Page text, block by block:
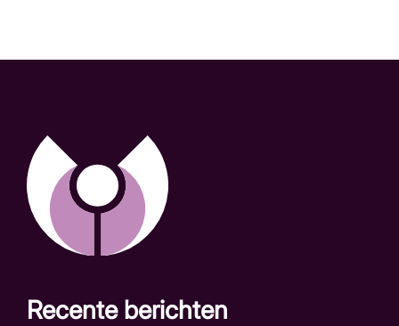
Recente berichten